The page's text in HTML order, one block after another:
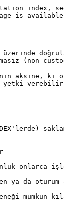
index,
is
üzerinde
(non-
aksine,
onlarca
ya da